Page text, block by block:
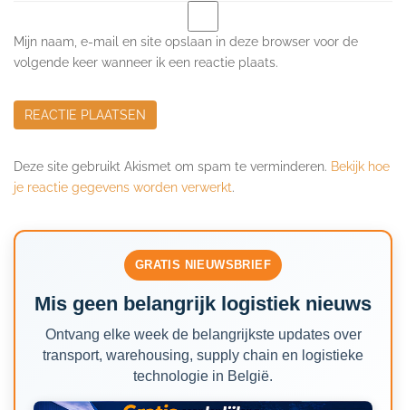
Mijn naam, e-mail en site opslaan in deze browser voor de
volgende keer wanneer ik een reactie plaats.
Deze site gebruikt Akismet om spam te verminderen. Bekijk hoe
je reactie gegevens worden verwerkt.
GRATIS NIEUWSBRIEF
Mis geen belangrijk logistiek nieuws
Ontvang elke week de belangrijkste updates over
transport, warehousing, supply chain en logistieke
technologie in België.